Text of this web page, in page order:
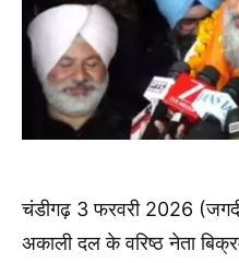
चंडीगढ़ 3 फरवरी 2026
अकाली दल के वरिष्ठ नेता